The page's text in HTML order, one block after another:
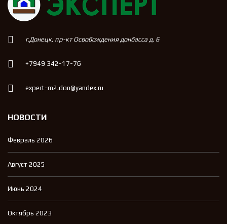
г.Донецк, пр-кт Освобождения донбасса д. 6
+7949 342-17-76
expert-m2.don@yandex.ru
НОВОСТИ
Февраль 2026
Август 2025
Июнь 2024
Октябрь 2023